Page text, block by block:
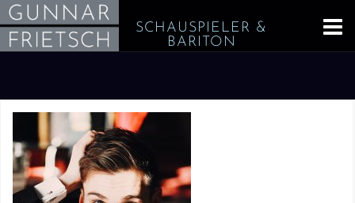
Skip
to
content
SCHAUSPIELER &
BARITON